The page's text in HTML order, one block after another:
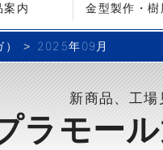
案内 金型製作・樹
2025年09月
新商品、工場
ラモー